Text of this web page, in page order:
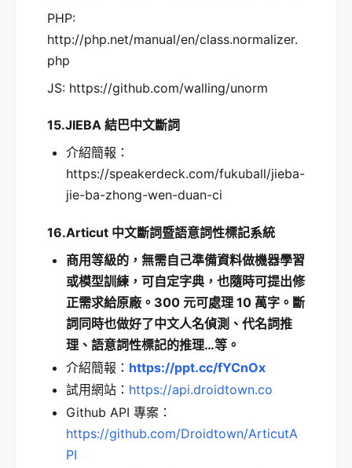
PHP:
http://php.net/manual/en/class.normalizer.
php
JS: https://github.com/walling/unorm
15.JIEBA 結巴中文斷詞
介紹簡報：
https://speakerdeck.com/fukuball/jieba-
jie-ba-zhong-wen-duan-ci
16.Articut 中文斷詞暨語意詞性標記系統
商用等級的，無需自己準備資料做機器學習
或模型訓練，可自定字典，也隨時可提出修
正需求給原廠。300 元可處理 10 萬字。斷
詞同時也做好了中文人名偵測、代名詞推
理、語意詞性標記的推理…等。
介紹簡報： https://ppt.cc/fYCnOx
試用網站： https://api.droidtown.co
Github API 專案：
https://github.com/Droidtown/ArticutA
PI